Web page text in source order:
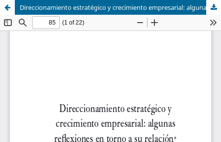
Direccionamiento estratégico y crecimiento empresarial: algunas reflexiones en torno a su relación. Strategic direction and entrepreneurial growth: some reflections on their relationship